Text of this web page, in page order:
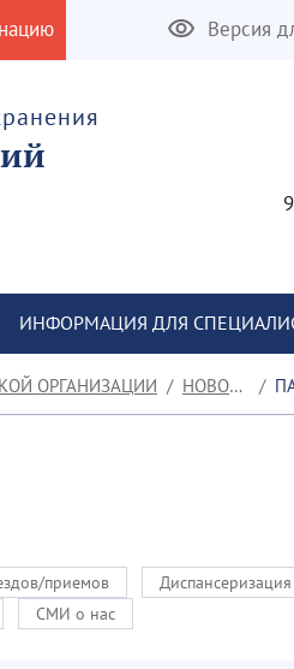
Версия
ИНФОРМАЦИЯ ДЛЯ
ОРГАНИЗАЦИИ НОВОСТИ
приемов Диспансеризация
СМИ о нас